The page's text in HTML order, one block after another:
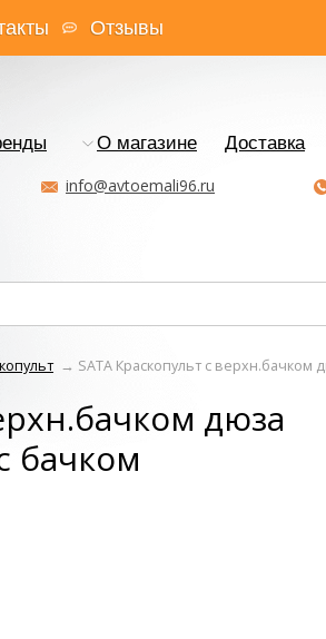
Отзывы
О магазине Доставка
info@avtoemali96.ru
→ SATA Краскопульт с верхн.бачком
дюза
бачком